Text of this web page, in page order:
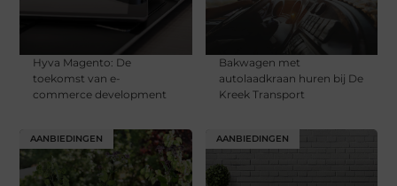
Hyva Magento: De
toekomst van e-
commerce development
Bakwagen met
autolaadkraan huren bij De
Kreek Transport
AANBIEDINGEN AANBIEDINGEN